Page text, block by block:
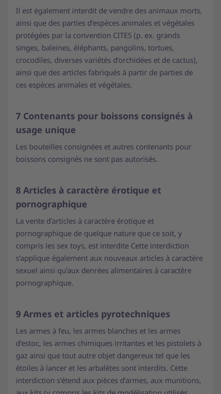
Il est également interdit de vendre des animaux morts,
ainsi que des parties d’espèces animales et végétales
protégées par la convention CITES (p. ex. grands
singes, baleines, éléphants, pangolins, tortues,
crocodiles, diverses variétés d’orchidées et de cactus),
ainsi que des articles fabriqués à partir de parties de
ces espèces animales et végétales.
7 Contenants pour boissons consignés à
usage unique
Les bouteilles consignées et autres contenants pour
boissons consignés ne sont pas autorisés.
8 Articles à caractère érotique et
pornographique
La vente d’articles à caractère érotique et
pornographique de quelque nature que ce soit, y
compris les sex toys, est interdite Cette interdiction
s’applique également aux nouveaux articles à caractère
sexuel ainsi qu’aux denrées alimentaires à caractère
pornographique.
9 Armes et articles pyrotechniques
Les armes à feu, les armes blanches et les armes
d’estoc, les armes chimiques irritantes et les pistolets à
gaz ainsi que tout autre objet dangereux tel que les
étoiles à lancer et les arbalètes sont interdits. Cette
interdiction s’étend aux pièces d’armes, aux munitions,